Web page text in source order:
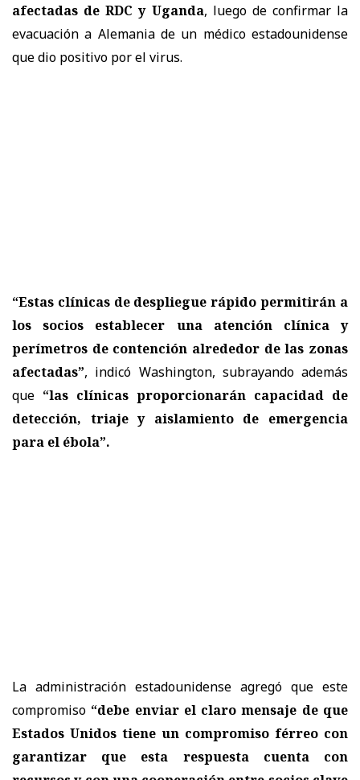
afectadas de RDC y Uganda, luego de confirmar la
evacuación a Alemania de un médico estadounidense
que dio positivo por el virus.
“Estas clínicas de despliegue rápido permitirán a
los socios establecer una atención clínica y
perímetros de contención alrededor de las zonas
afectadas”, indicó Washington, subrayando además
que “las clínicas proporcionarán capacidad de
detección, triaje y aislamiento de emergencia
para el ébola”.
La administración estadounidense agregó que este
compromiso “debe enviar el claro mensaje de que
Estados Unidos tiene un compromiso férreo con
garantizar que esta respuesta cuenta con